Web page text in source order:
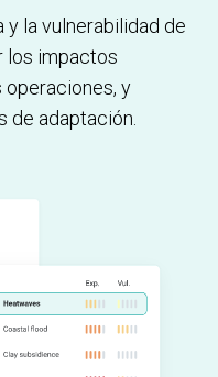
la vulnerabilidad de
los impactos
y
de adaptación.